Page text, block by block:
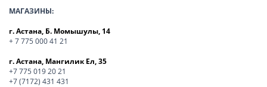
МАГАЗИНЫ:
г. Астана, Б. Момышулы, 14
+ 7 775 000 41 21
г. Астана, Мангилик Ел, 35
+7 775 019 20 21
+7 (7172) 431 431